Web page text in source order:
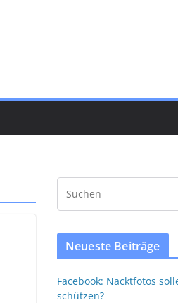
Neueste Beiträge
Facebook: Nacktfotos
schützen?